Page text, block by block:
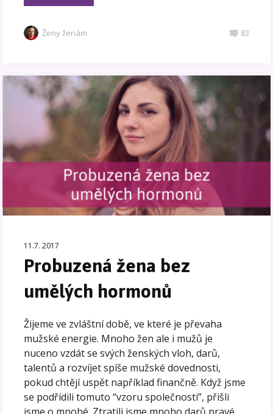
Ženy ženám 83
11.7. 2017
Probuzená žena bez
umělých hormonů
Žijeme ve zvláštní době, ve které je převaha
mužské energie. Mnoho žen ale i mužů je
nuceno vzdát se svých ženských vloh, darů,
talentů a rozvíjet spíše mužské dovednosti,
pokud chtějí uspět například finančně. Když jsme
se podřídili tomuto “vzoru společnosti”, přišli